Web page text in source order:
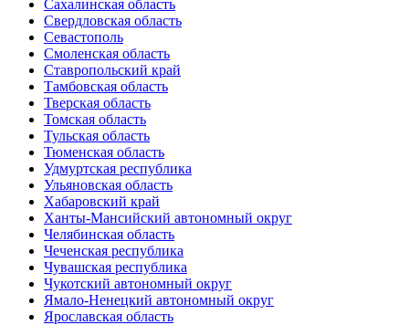
Сахалинская область
Свердловская область
Севастополь
Смоленская область
Ставропольский край
Тамбовская область
Тверская область
Томская область
Тульская область
Тюменская область
Удмуртская республика
Ульяновская область
Хабаровский край
Ханты-Мансийский автономный округ
Челябинская область
Чеченская республика
Чувашская республика
Чукотский автономный округ
Ямало-Ненецкий автономный округ
Ярославская область